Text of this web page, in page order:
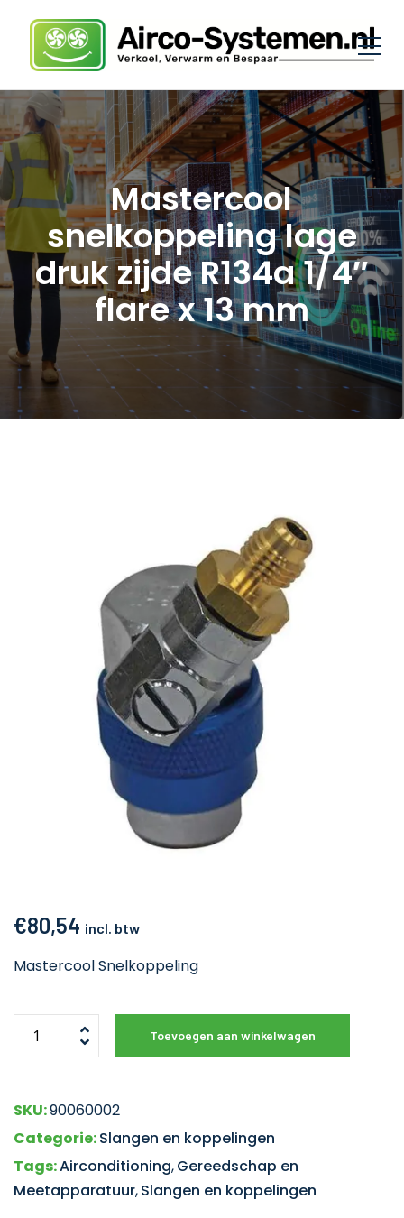
Mastercool
snelkoppeling lage
druk zijde R134a 1/4″
flare x 13 mm
€80,54 incl. btw
Mastercool Snelkoppeling
Toevoegen aan winkelwagen
SKU:90060002
Categorie:Slangen en koppelingen
Tags:Airconditioning,Gereedschap en
Meetapparatuur,Slangen en koppelingen